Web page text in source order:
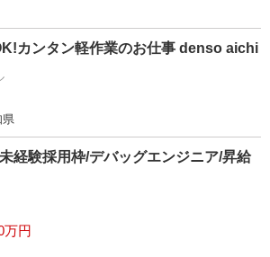
カンタン軽作業のお仕事 denso aichi
経験採用枠/デバッグエンジニア/昇給
万円